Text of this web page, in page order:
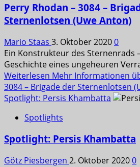
Perry Rhodan – 3084 –
Sternenlotsen (Uwe Anton)
Mario Staas 3. Oktober 20200
Ein Konstrukteur des Sternenrads
Geschichte eines ungeheuren
Weiterlesen Mehr Informationen
3084 – Brigade der Sternenlotsen
Spotlight: Persis Khambatta
Spotlights
Spotlight: Persis Khambatta
Götz Piesbergen 2. Oktober 20200